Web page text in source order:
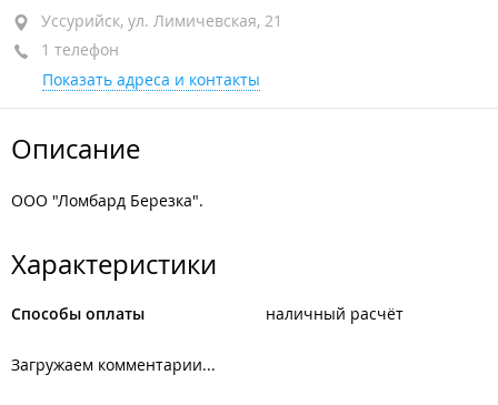
Уссурийск, ул. Лимичевская, 21
1 телефон
Показать адреса и контакты
Описание
ООО "Ломбард Березка".
Характеристики
Способы оплаты наличный расчёт
Загружаем комментарии...